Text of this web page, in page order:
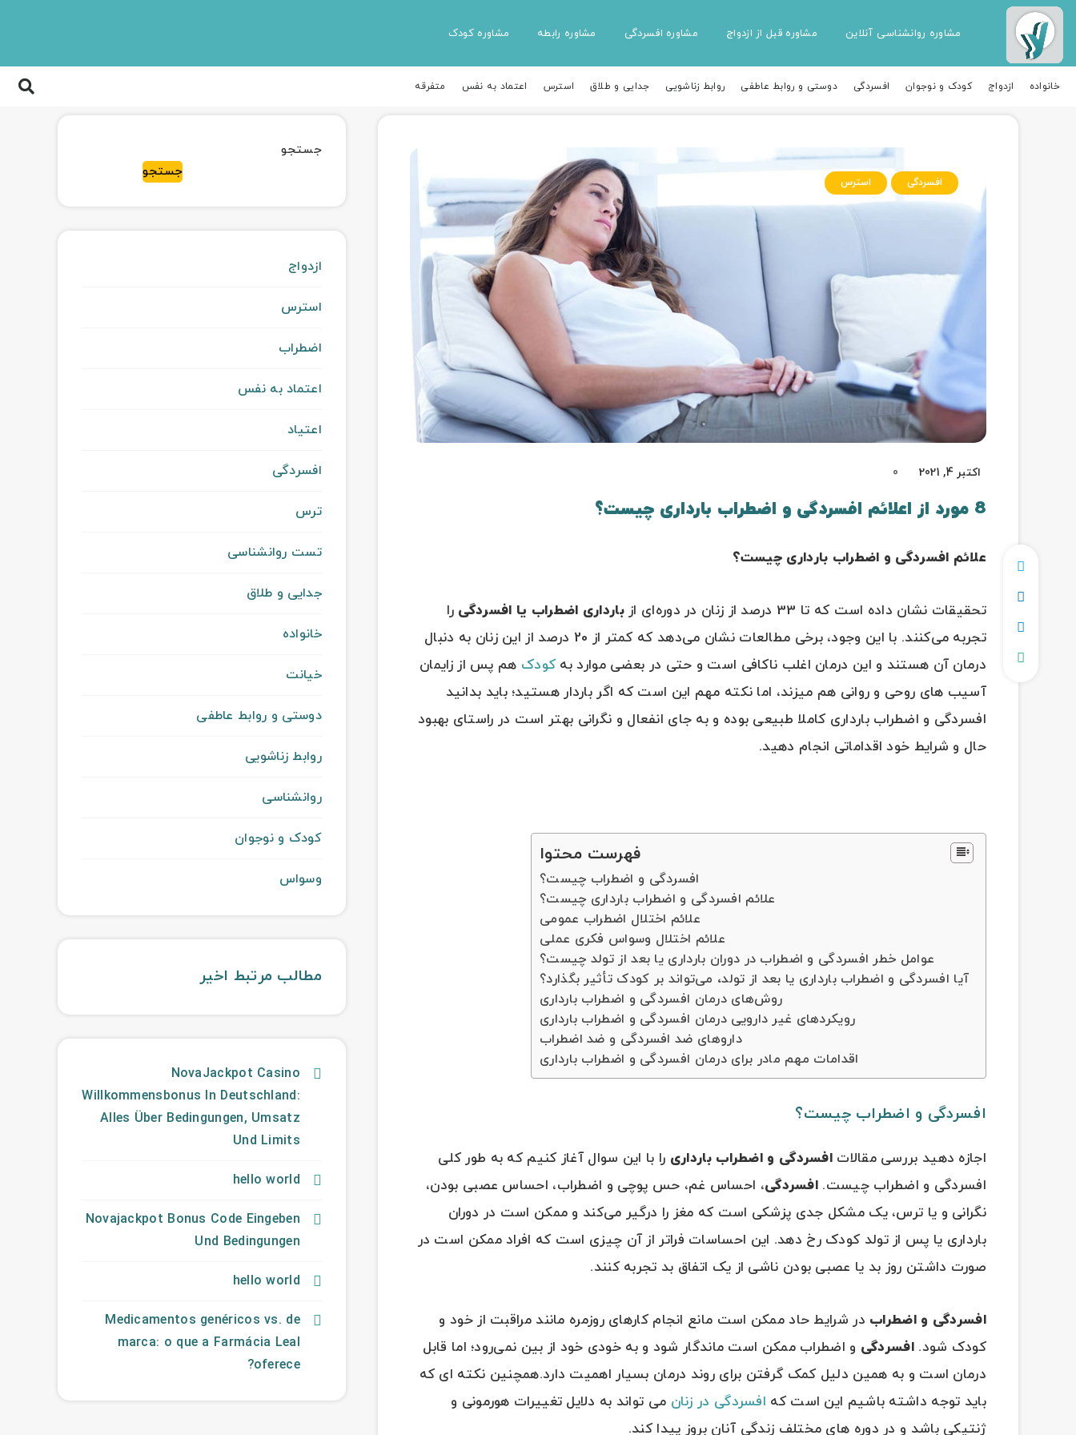
مشاوره روانشناسی آنلاین مشاوره قبل از ازدواج مشاوره افسردگی مشاوره رابطه مشاوره کودک
خانواده ازدواج کودک و نوجوان افسردگی دوستی و روابط عاطفی روابط زناشویی جدایی و طلاق استرس اعتماد به نفس متفرقه
افسردگی استرس
اکتبر 4, 2021 0
8 مورد از اعلائم افسردگی و اضطراب بارداری چیست؟
علائم افسردگی و اضطراب بارداری چیست؟
تحقیقات نشان داده است که تا 33 درصد از زنان در دوره‌ای از بارداری اضطراب یا افسردگی را
تجربه می‌کنند. با این وجود، برخی مطالعات نشان می‌دهد که کمتر از 20 درصد از این زنان به دنبال
درمان آن هستند و این درمان اغلب ناکافی است و حتی در بعضی موارد بهکودک هم پس از زایمان
آسیب های روحی و روانی هم میزند، اما نکته مهم این است که اگر باردار هستید؛ باید بدانید
افسردگی و اضطراب بارداری کاملا طبیعی بوده و به جای انفعال و نگرانی بهتر است در راستای بهبود
حال و شرایط خود اقداماتی انجام دهید.
فهرست محتوا
افسردگی و اضطراب چیست؟
علائم افسردگی و اضطراب بارداری چیست؟
علائم اختلال اضطراب عمومی
علائم اختلال وسواس فکری عملی
عوامل خطر افسردگی و اضطراب در دوران بارداری یا بعد از تولد چیست؟
آیا افسردگی و اضطراب بارداری یا بعد از تولد، می‌تواند بر کودک تأثیر بگذارد؟
روش‌های درمان افسردگی و اضطراب بارداری
رویکردهای غیر دارویی درمان افسردگی و اضطراب بارداری
داروهای ضد افسردگی و ضد اضطراب
اقدامات مهم مادر برای درمان افسردگی و اضطراب بارداری
افسردگی و اضطراب چیست؟
اجازه دهید بررسی مقالات افسردگی و اضطراب بارداری را با این سوال آغاز کنیم که به طور کلی
افسردگی و اضطراب چیست. افسردگی، احساس غم، حس پوچی و اضطراب، احساس عصبی بودن،
نگرانی و یا ترس، یک مشکل جدی پزشکی است که مغز را درگیر می‌کند و ممکن است در دوران
بارداری یا پس از تولد کودک رخ دهد. این احساسات فراتر از آن چیزی است که افراد ممکن است در
صورت داشتن روز بد یا عصبی بودن ناشی از یک اتفاق بد تجربه کنند.
افسردگی و اضطراب در شرایط حاد ممکن است مانع انجام کارهای روزمره مانند مراقبت از خود و
کودک شود.افسردگی و اضطراب ممکن است ماندگار شود و به خودی خود از بین نمی‌رود؛ اما قابل
درمان است و به همین دلیل کمک گرفتن برای روند درمان بسیار اهمیت دارد.همچنین نکته ای که
باید توجه داشته باشیم این است که افسردگی در زنان می تواند به دلایل تغییرات هورمونی و
ژنتیکی باشد و در دوره های مختلف زندگی آنان بروز پیدا کند.
جستجو
جستجو
ازدواج
استرس
اضطراب
اعتماد به نفس
اعتیاد
افسردگی
ترس
تست روانشناسی
جدایی و طلاق
خانواده
خیانت
دوستی و روابط عاطفی
روابط زناشویی
روانشناسی
کودک و نوجوان
وسواس
مطالب مرتبط اخیر
NovaJackpot Casino
Willkommensbonus In Deutschland:
Alles Über Bedingungen, Umsatz
Und Limits
hello world
Novajackpot Bonus Code Eingeben
Und Bedingungen
hello world
Medicamentos genéricos vs. de
marca: o que a Farmácia Leal
oferece?